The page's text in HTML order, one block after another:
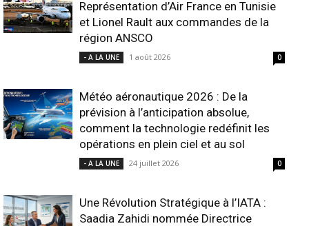
Représentation d’Air France en Tunisie
et Lionel Rault aux commandes de la
région ANSCO
- A LA UNE 1 août 2026 0
Météo aéronautique 2026 : De la
prévision à l’anticipation absolue,
comment la technologie redéfinit les
opérations en plein ciel et au sol
- A LA UNE 24 juillet 2026 0
Une Révolution Stratégique à l’IATA :
Saadia Zahidi nommée Directrice